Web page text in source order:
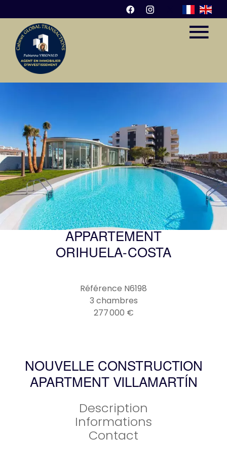
APPARTEMENT
ORIHUELA-COSTA
Référence N6198
3 chambres
277 000 €
NOUVELLE CONSTRUCTION
APARTMENT VILLAMARTÍN
Description
Informations
Contact